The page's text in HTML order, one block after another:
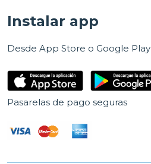
Instalar app
Desde App Store o Google Play
Pasarelas de pago seguras